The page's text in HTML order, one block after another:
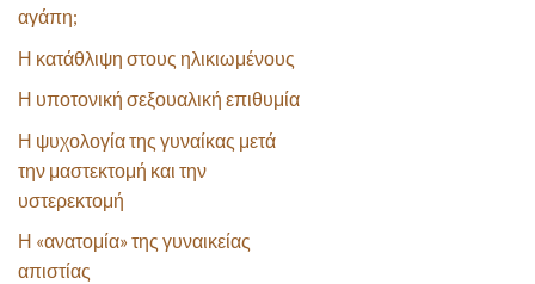
αγάπη;
Η κατάθλιψη στους ηλικιωμένους
Η υποτονική σεξουαλική επιθυμία
Η ψυχολογία της γυναίκας μετά
την μαστεκτομή και την
υστερεκτομή
Η «ανατομία» της γυναικείας
απιστίας